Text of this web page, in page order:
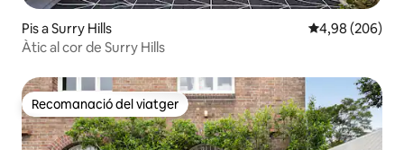
Pis a Surry Hills 4,98 de
4,98 (206)
Àtic al cor de Surry Hills
Recomanació del viatger
Recomanació del viatger